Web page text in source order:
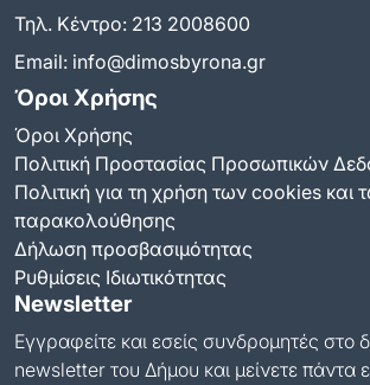
Τηλ. Κέντρο: 213 2008600
Email: info@dimosbyrona.gr
Όροι Χρήσης
Όροι Χρήσης
Πολιτική Προστασίας Προσωπικών
Πολιτική για τη χρήση των cookies και
παρακολούθησης
Δήλωση προσβασιμότητας
Ρυθμίσεις Ιδιωτικότητας
Newsletter
Εγγραφείτε και εσείς συνδρομητές στο
newsletter του Δήμου και μείνετε πάντα